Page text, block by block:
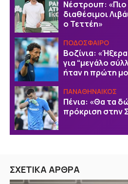
Νέστρουπ: «Πιο
διαθέσιμοι
ο Τεττέη»
ΠΟΔΟΣΦΑΙΡΟ
Βοζίνια:
για “μεγάλο
ήταν η πρώτη
ΠΑΝΑΘΗΝΑΙΚΟΣ
Πένια: «Θα τα
πρόκριση στην
ΣΧΕΤΙΚΑ ΑΡΘΡΑ